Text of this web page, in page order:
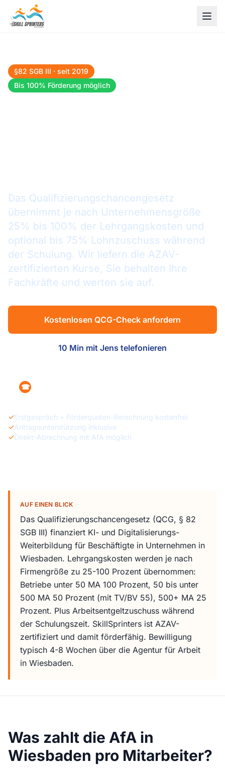
§82 SGB III · seit 2019
Bis 100% Förderung möglich
Das Qualifizierungschancengesetz
übernimmt je nach Unternehmensgröße
25% bis 100% der Lehrgangskosten und
optional bis 75% Lohnzuschuss während
der Schulung. Wir liefern die AZAV-
zertifizierten Kurse, Sie behalten Ihre
Fachkräfte und werten sie auf.
Kostenlosen QCG-Check anfordern
10 Min mit Jens telefonieren
☎
✓Erstgespräch + Förderquoten-Berechnung kostenfrei
✓Antragsunterstützung inklusive
✓Direkt-Abrechnung mit AfA möglich
AUF EINEN BLICK
Das Qualifizierungschancengesetz (QCG, § 82
SGB III) finanziert KI- und Digitalisierungs-
Weiterbildung für Beschäftigte in Unternehmen in
Wiesbaden. Lehrgangskosten werden je nach
Firmengröße zu 25-100 Prozent übernommen:
Betriebe unter 50 MA 100 Prozent, 50 bis unter
500 MA 50 Prozent (mit TV/BV 55), 500+ MA 25
Prozent. Plus Arbeitsentgeltzuschuss während
der Schulungszeit. SkillSprinters ist AZAV-
zertifiziert und damit förderfähig. Bewilligung
typisch 4-8 Wochen über die Agentur für Arbeit
in Wiesbaden.
Was zahlt die AfA in
Wiesbaden pro Mitarbeiter?